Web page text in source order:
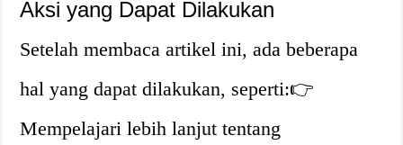
Aksi yang Dapat Dilakukan
Setelah membaca artikel ini, ada beberapa
hal yang dapat dilakukan, seperti:👉
Mempelajari lebih lanjut tentang